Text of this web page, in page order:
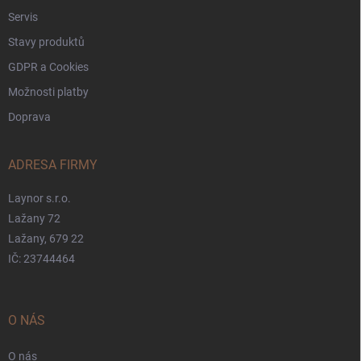
Servis
Stavy produktů
GDPR a Cookies
Možnosti platby
Doprava
ADRESA FIRMY
Laynor s.r.o.
Lažany 72
Lažany, 679 22
IČ: 23744464
O NÁS
O nás